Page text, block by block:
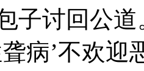
子讨回公
病’不欢